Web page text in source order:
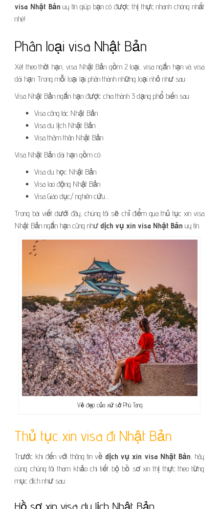
visa Nhật Bản uy tín giúp bạn có được thị thực nhanh chóng nhất
nhé!
Phân loại visa Nhật Bản
Xét theo thời hạn, visa Nhật Bản gồm 2 loại, visa ngắn hạn và visa
dài hạn. Trong mỗi loại lại phân thành những loại nhỏ như sau:
Visa Nhật Bản ngắn hạn được chia thành 3 dạng phổ biến sau:
Visa công tác Nhật Bản
Visa du lịch Nhật Bản
Visa thăm thân Nhật Bản
Visa Nhật Bản dài hạn gồm có:
Visa du học Nhật Bản
Visa lao động Nhật Bản
Visa Giáo dục/ nghiên cứu…
Trong bài viết dưới đây, chúng tôi sẽ chỉ điểm qua thủ tục xin visa
Nhật Bản ngắn hạn cũng như dịch vụ xin visa Nhật Bản uy tín.
Vẻ đẹp của xứ sở Phù Tang
Thủ tục xin visa đi Nhật Bản
Trước khi đến với thông tin về dịch vụ xin visa Nhật Bản , hãy
cùng chúng tôi tham khảo chi tiết bộ bồ sơ xin thị thực theo từng
mục đích như sau:
Hồ sơ xin visa du lịch Nhật Bản